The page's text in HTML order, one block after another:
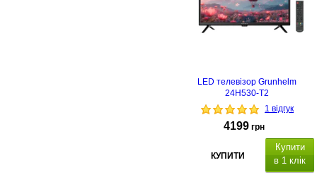
місяці.
LED телевізор Grunhelm
24H530-T2
1 відгук
4199 грн
КУПИТИ
Купити
в 1 клік